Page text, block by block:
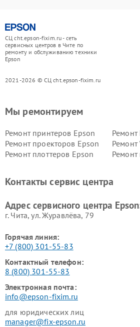
СЦ cht.epson-fixim.ru - сеть
сервисных центров в Чите по
ремонту и обслуживанию техники
Epson
2021-2026 © СЦ cht.epson-fixim.ru
Мы ремонтируем
Ремонт принтеров Epson
Ремонт проекторов Epson
Ремонт
Ремонт плоттеров Epson
Ремонт
Контакты сервис центра
Адрес сервисного центра
г. Чита, ул. Журавлёва, 79
Горячая линия:
+7 (800) 301-55-83
Контактный телефон:
8 (800) 301-55-83
Электронная почта:
info@epson-fixim.ru
для юридических лиц
manager@fix-epson.ru